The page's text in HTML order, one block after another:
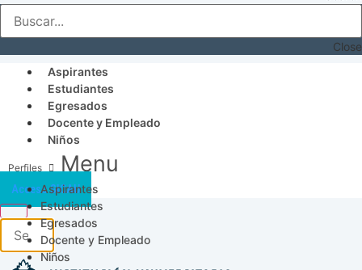
Close
Aspirantes
Estudiantes
Egresados
Docente y Empleado
Niños
Menu
Aspirantes
Estudiantes
Egresados
Docente y Empleado
Niños
Acceso SICAU